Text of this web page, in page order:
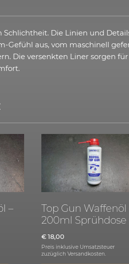
Die Linien und
Gefühl aus, vom maschinell
Die versenkten Liner sorgen
–
Top Gun Waffenöl
200ml Sprühdose
€ 18,00
Preis inklusive Umsatzsteuer
zuzüglichVersandkosten.